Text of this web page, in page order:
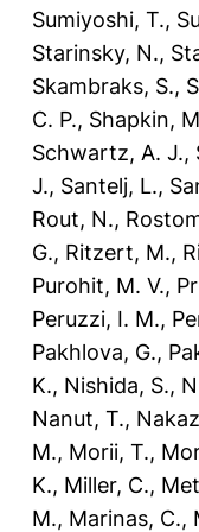
Sumiyoshi, T.,
Starinsky, N.,
Skambraks, S.,
C. P., Shapkin,
Schwartz, A. J.,
J., Santelj, L.,
Rout, N.,
G., Ritzert, M.,
Purohit, M. V.,
Peruzzi, I. M.,
Pakhlova, G.,
K., Nishida, S.,
Nanut, T.,
M., Morii, T.,
K., Miller, C.,
M., Marinas, C.,